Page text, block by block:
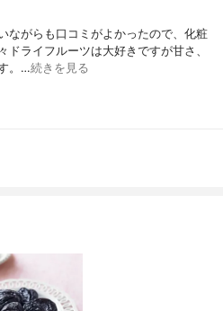
ながらも口コミがよかったので、化粧
ライフルーツは大好きですが甘さ、
。…続きを見る